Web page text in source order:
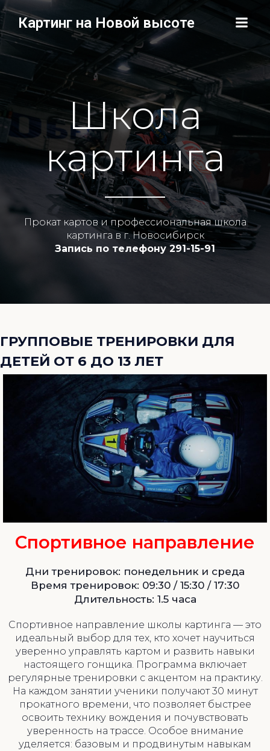
Картинг на Новой высоте
Школа
картинга
Прокат картов и профессиональная школа
картинга в г. Новосибирск
Запись по телефону 291-15-91
ГРУППОВЫЕ ТРЕНИРОВКИ ДЛЯ
ДЕТЕЙ ОТ 6 ДО 13 ЛЕТ
Спортивное направление
Дни тренировок: понедельник и среда
Время тренировок: 09:30 / 15:30 / 17:30
Длительность: 1.5 часа
Спортивное направление школы картинга — это
идеальный выбор для тех, кто хочет научиться
уверенно управлять картом и развить навыки
настоящего гонщика. Программа включает
регулярные тренировки с акцентом на практику.
На каждом занятии ученики получают 30 минут
прокатного времени, что позволяет быстрее
освоить технику вождения и почувствовать
уверенность на трассе. Особое внимание
уделяется: базовым и продвинутым навыкам